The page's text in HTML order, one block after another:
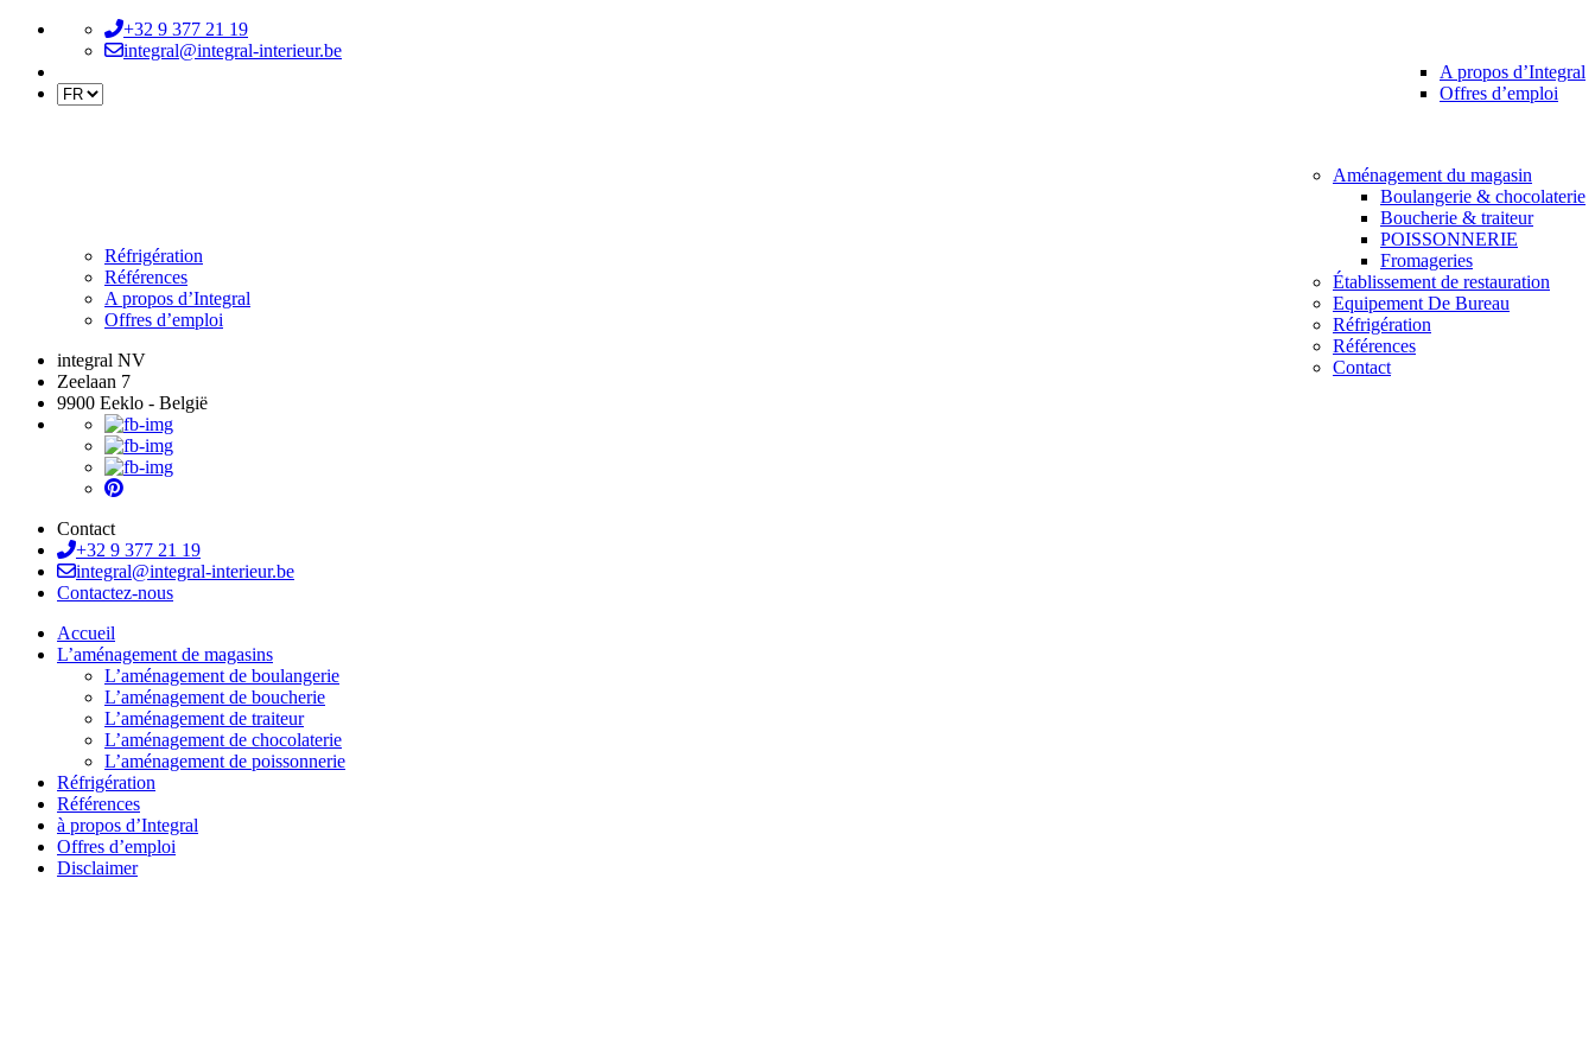
+32 9 377 21 19
integral@integral-interieur.be
A propos d’Integral
Offres d’emploi
Aménagement du magasin
Boulangerie & chocolaterie
Boucherie & traiteur
POISSONNERIE
Fromageries
Établissement de restauration
Equipement De Bureau
Réfrigération
Références
Contact
Réfrigération
Références
A propos d’Integral
Offres d’emploi
integral NV
Zeelaan 7
9900 Eeklo - België
Contact
+32 9 377 21 19
integral@integral-interieur.be
Contactez-nous
Accueil
L’aménagement de magasins
L’aménagement de boulangerie
L’aménagement de boucherie
L’aménagement de traiteur
L’aménagement de chocolaterie
L’aménagement de poissonnerie
Réfrigération
Références
à propos d’Integral
Offres d’emploi
Disclaimer